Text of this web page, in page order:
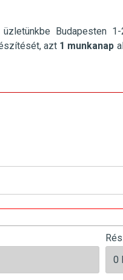
Budapesten
azt 1 munkanap